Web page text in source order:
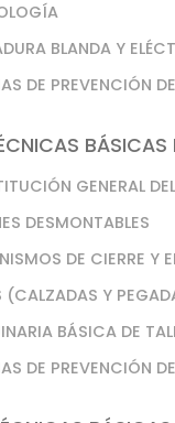
BLANDA Y
DE PREVENCIÓN
BÁSICAS
GENERAL
DESMONTABLES
DE CIERRE Y
Y
BÁSICA DE
DE PREVENCIÓN